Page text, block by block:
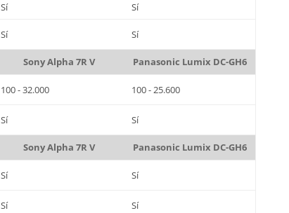
Sí Sí
Sí Sí
Sony Alpha 7R V Panasonic Lumix DC-GH6
100 - 32.000 100 - 25.600
Sí Sí
Sony Alpha 7R V Panasonic Lumix DC-GH6
Sí Sí
Sí Sí